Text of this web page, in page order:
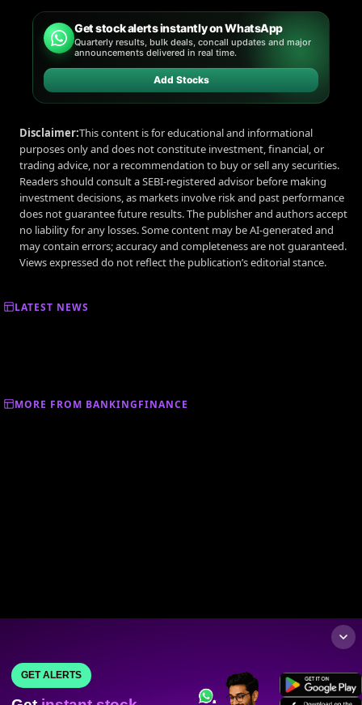
Get stock alerts instantly on WhatsApp
Quarterly results, bulk deals, concall updates and major
announcements delivered in real time.
Add Stocks
Disclaimer:This content is for educational and informational
purposes only and does not constitute investment, financial, or
trading advice, nor a recommendation to buy or sell any securities.
Readers should consult a SEBI-registered advisor before making
investment decisions, as markets involve risk and past performance
does not guarantee future results. The publisher and authors accept
no liability for any losses. Some content may be AI-generated and
may contain errors; accuracy and completeness are not guaranteed.
Views expressed do not reflect the publication’s editorial stance.
LATEST NEWS
MORE FROM BANKINGFINANCE
GET ALERTS